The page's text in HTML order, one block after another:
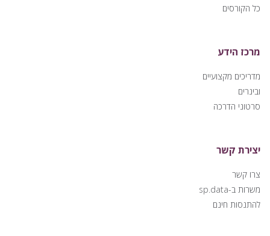
כל הקורסים
מרכז הידע
מדריכים מקצועיים
ובינרים
סרטוני הדרכה
יצירת קשר
צרו קשר
משרות ב-sp.data
להתנסות חינם